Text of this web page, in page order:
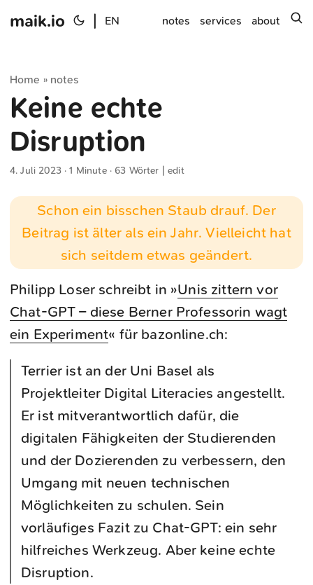
maik.io EN notes services about
Home » notes
Keine echte
Disruption
4. Juli 2023· 1 Minute · 63 Wörter |edit
Schon ein bisschen Staub drauf. Der
Beitrag ist älter als ein Jahr. Vielleicht hat
sich seitdem etwas geändert.
Philipp Loser schreibt in »Unis zittern vor
Chat-GPT – diese Berner Professorin wagt
ein Experiment« für bazonline.ch:
Terrier ist an der Uni Basel als
Projektleiter Digital Literacies angestellt.
Er ist mitverantwortlich dafür, die
digitalen Fähigkeiten der Studierenden
und der Dozierenden zu verbessern, den
Umgang mit neuen technischen
Möglichkeiten zu schulen. Sein
vorläufiges Fazit zu Chat-GPT: ein sehr
hilfreiches Werkzeug. Aber keine echte
Disruption.